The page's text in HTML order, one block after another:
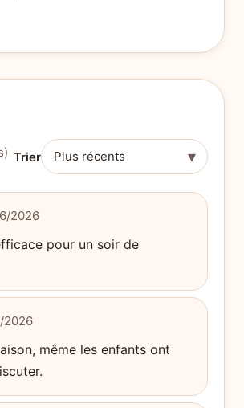
Trier ▾
2026
pour un soir de
2026
même les enfants ont